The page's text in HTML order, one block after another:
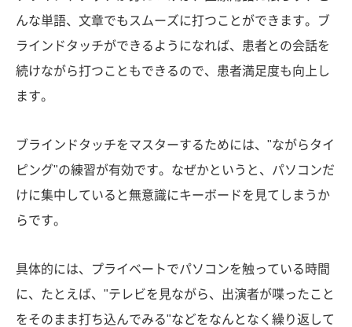
んな単語、文章でもスムーズに打つことができます。ブ
ラインドタッチができるようになれば、患者との会話を
続けながら打つこともできるので、患者満足度も向上し
ます。
ブラインドタッチをマスターするためには、"ながらタイ
ピング"の練習が有効です。なぜかというと、パソコンだ
けに集中していると無意識にキーボードを見てしまうか
らです。
具体的には、プライベートでパソコンを触っている時間
に、たとえば、"テレビを見ながら、出演者が喋ったこと
をそのまま打ち込んでみる"などをなんとなく繰り返して